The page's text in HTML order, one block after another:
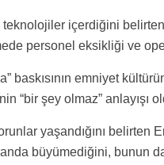
teknolojiler içerdiğini
personel eksikliği ve
baskısının emniyet
“bir şey olmaz” anlayışı
yaşandığını belirten
büyümediğini, bunun